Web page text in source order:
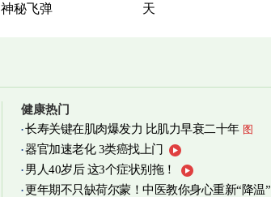
神秘飞弹
天
健康热门
长寿关键在肌肉爆发力 比肌力早衰二十年 图
器官加速老化 3类癌找上门
男人40岁后 这3个症状别拖！
更年期不只缺荷尔蒙！中医教你身心重新“降温”